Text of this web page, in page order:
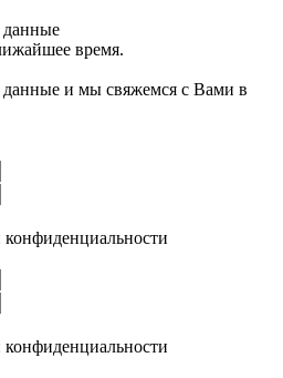
данные
время.
и мы свяжемся с Вами в
конфиденциальности
конфиденциальности